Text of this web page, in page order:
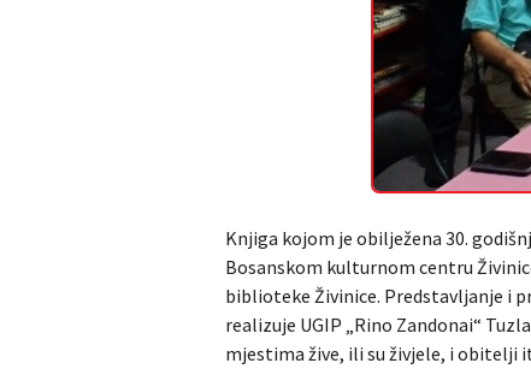
Knjiga kojom je obilježena 30.
Bosanskom kulturnom centru
biblioteke Živinice. Predstavljanje i
realizuje UGIP „Rino Zandonai“
mjestima žive, ili su živjele, i obitelji